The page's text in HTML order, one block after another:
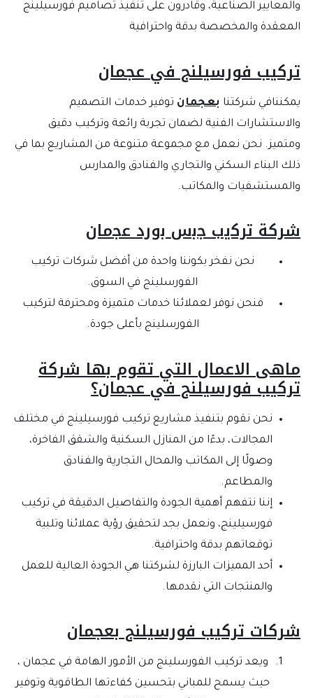
والمعايير الصناعية، وقادرون على تنفيذ تصاميم فورسيلينج
المعقدة والمخصصة بدقة واحترافية
تركيب فورسيلنج في عجمان
يمكننافي شركتنا بعجمان توفير خدمات التصميم
والاستشارات الفنية لضمان تجربة رائعة وتركيب دقيق
ومتميز. نحن نعمل مع مجموعة متنوعة من المشاريع بما في
ذلك البناء السكني والتجاري والفنادق والمدارس
والمستشفيات والمكاتب.
ﺷﺮﻛﺔ ﺗﺮﻛﻳب ﺟﺑس ﺑورد ﻋﺟﻣﺎن
نحن نفخر بكوننا واحدة من أفضل شركات تركيب
الفورسلينج في السوق.
فنحن نوفر لعملائنا خدمات متميزة ومحترفة لتركيب
الفورسلينج بأعلى جودة.
ماهى الاعمال التي تقوم بها شركة
تركيب فورسيلنج في عجمان؟
نحن نقوم بتنفيذ مشاريع تركيب فورسيلينج في مختلف
المجالات، بدءًا من المنازل السكنية والشقق الفاخرة،
وصولًا إلى المكاتب والمحال التجارية والفنادق
والمطاعم.
إننا نتفهم أهمية الجودة والتفاصيل الدقيقة في تركيب
فورسيلينج، ونعمل بجد لتحقيق رؤية عملائنا وتلبية
توقعاتهم بدقة واحترافية.
أحد المميزات البارزة لشركتنا هي الجودة العالية للعمل
والمنتجات التي نقدمها.
شركات تركيب فورسيلنج بعجمان
ويعد تركيب الفورسلينج من الأمور الهامة في عجمان ،
حيث يسمح للمباني بتحسين كفاءتها الطاقوية وتوفير